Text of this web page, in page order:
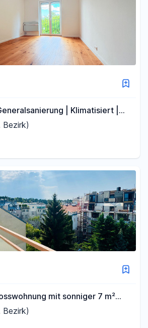
| Klimatisiert |
am Pötzleinsdorfer Schlosspark
Bezirk)
mit sonniger 7 m²
in absoluter
Bezirk)